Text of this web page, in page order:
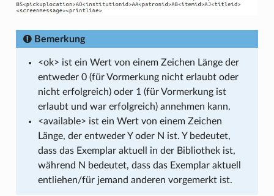
Bemerkung
<ok> ist ein Wert von einem Zeichen Länge der
entweder 0 (für Vormerkung nicht erlaubt oder
nicht erfolgreich) oder 1 (für Vormerkung ist
erlaubt und war erfolgreich) annehmen kann.
<available> ist ein Wert von einem Zeichen
Länge, der entweder Y oder N ist. Y bedeutet,
dass das Exemplar aktuell in der Bibliothek ist,
während N bedeutet, dass das Exemplar aktuell
entliehen/für jemand anderen vorgemerkt ist.